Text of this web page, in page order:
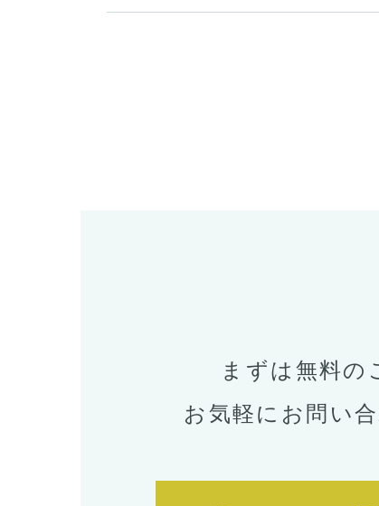
まずは無料の
お気軽にお問い